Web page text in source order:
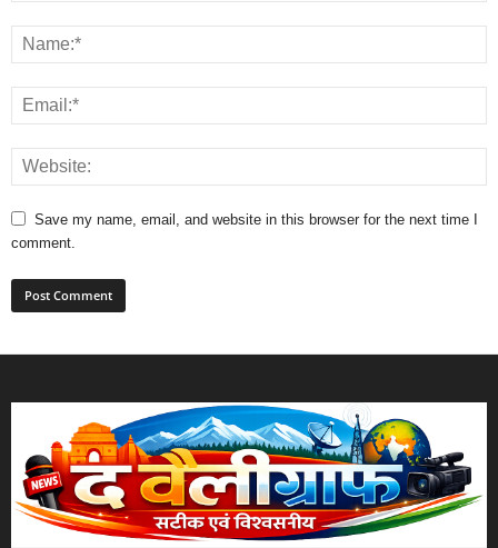
Save my name, email, and website in this browser for the next time I
comment.